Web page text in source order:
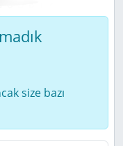
size bazı